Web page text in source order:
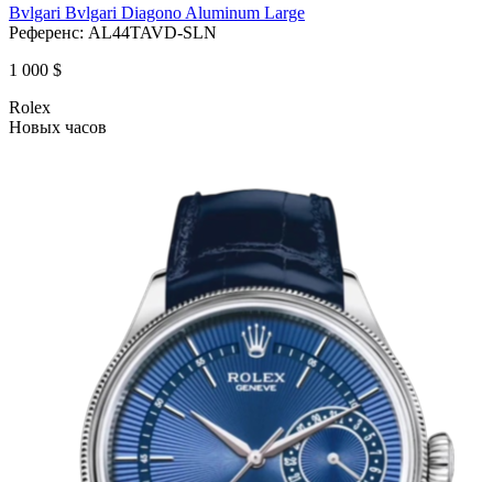
Bvlgari Bvlgari Diagono Aluminum Large
Референс: AL44TAVD-SLN
1 000 $
Rolex
Новых часов